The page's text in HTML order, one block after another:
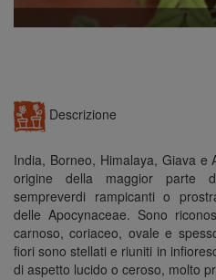
Descrizione
India, Borneo, Himalaya, Giava
origine della maggior parte
sempreverdi rampicanti o
delle Apocynaceae. Sono
carnoso, coriaceo, ovale e
fiori sono stellati e riuniti in
di aspetto lucido o ceroso, molto